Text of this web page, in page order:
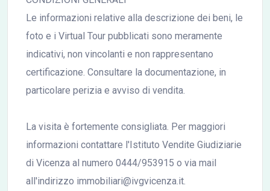
Le informazioni relative alla descrizione dei beni, le
foto e i Virtual Tour pubblicati sono meramente
indicativi, non vincolanti e non rappresentano
certificazione. Consultare la documentazione, in
particolare perizia e avviso di vendita.
La visita è fortemente consigliata. Per maggiori
informazioni contattare l'Istituto Vendite Giudiziarie
di Vicenza al numero 0444/953915 o via mail
all'indirizzo immobiliari@ivgvicenza.it.